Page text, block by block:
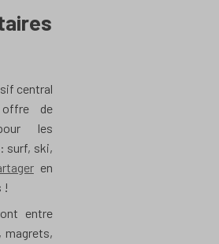
central
offre de
les
surf, ski,
en
!
entre
magrets,